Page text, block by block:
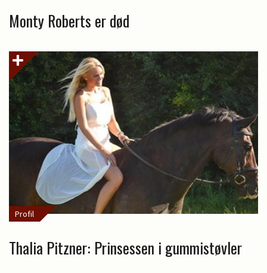
Monty Roberts er død
Profil
Thalia Pitzner: Prinsessen i gummistøvler